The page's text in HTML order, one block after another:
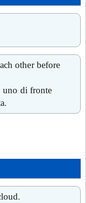
other before
uno di fronte